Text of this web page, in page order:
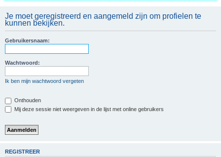
Je moet geregistreerd en aangemeld zijn om profielen te
kunnen bekijken.
Gebruikersnaam:
Wachtwoord:
Ik ben mijn wachtwoord vergeten
Onthouden
Mij deze sessie niet weergeven in de lijst met online gebruikers
REGISTREER